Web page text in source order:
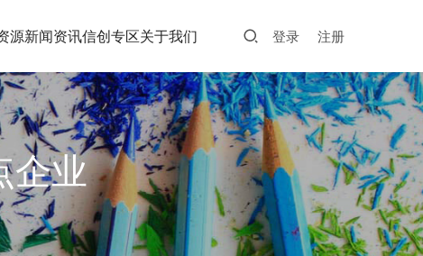
源新闻资讯信创专区关于我们 登录 注册
企业